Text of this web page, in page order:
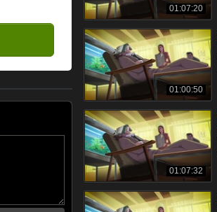
01:07:20
01:00:50
01:07:32